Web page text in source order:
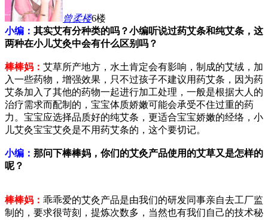
曾柔楼6楼
小编： 其实艾有分种类的吗？小编听说过药艾条和纯艾条，这
两种在小儿艾灸中会有什么区别吗？
棒棒妈： 艾草所产地方，水土肯定会有影响，制成的艾绒，加
入一些药物，增强效果，只不过孩子不建议用药艾条，因为药
艾条加入了其他的药物一起进行加工处理，一般是根据大人的
治疗需求而配制的，宝宝体质娇嫩可能会承受不住过重的药
力。宝宝应选择品质好的纯艾条，更适合宝宝娇嫩的经络，小
儿艾灸宝宝艾灸是不用药艾条的，这个要切记。
小编： 那问下棒棒妈， 你们的艾灸产品使用的艾草又是怎样的
呢？
棒棒妈： 乖乖爱的艾灸产品是由我们的研发同事亲自去工厂监
制的，要求很苛刻，提炼次数多，当然也有我们自己的技术秘